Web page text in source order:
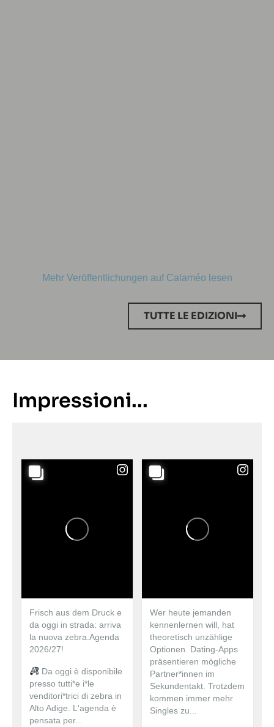
Mehr Veröffentlichungen auf Calaméo lesen
TUTTE LE EDIZIONI
Impressioni...
Frisch aus dem Druck e
da oggi in strada: arriva
la nuova zebra.Agenda
2026/27!
Da oggi è disponibile
presso tutti*e i*le
venditori*trici di zebra in
Alto Adige. L'agenda è
pensata per...
Wer heute jemanden
kennenlernen will, hat
theoretisch unzählige
Optionen. Dating-Apps
präsentieren mögliche
Partner*innen im
Sekundentakt. Trotzdem
kommen immer mehr
Singles zu...